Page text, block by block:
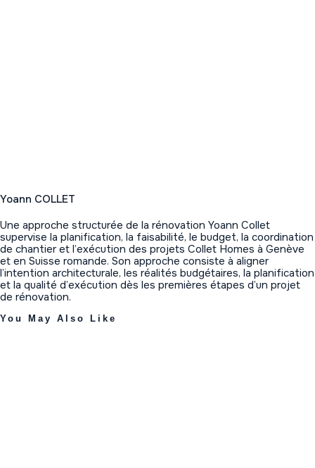
Yoann COLLET
Une approche structurée de la rénovation Yoann Collet
supervise la planification, la faisabilité, le budget, la coordination
de chantier et l’exécution des projets Collet Homes à Genève
et en Suisse romande. Son approche consiste à aligner
l’intention architecturale, les réalités budgétaires, la planification
et la qualité d’exécution dès les premières étapes d’un projet
de rénovation.
You May Also Like